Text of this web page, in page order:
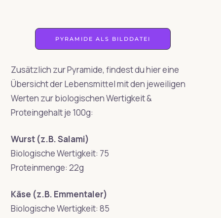
PYRAMIDE ALS BILDDATEI
Zusätzlich zur Pyramide, findest du hier eine
Übersicht der Lebensmittel mit den jeweiligen
Werten zur biologischen Wertigkeit &
Proteingehalt je 100g:
Wurst (z.B. Salami)
Biologische Wertigkeit: 75
Proteinmenge: 22g
Käse (z.B. Emmentaler)
Biologische Wertigkeit: 85